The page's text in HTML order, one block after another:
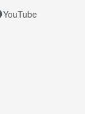
YouTube